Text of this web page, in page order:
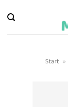
Inhalt
springen
Start »